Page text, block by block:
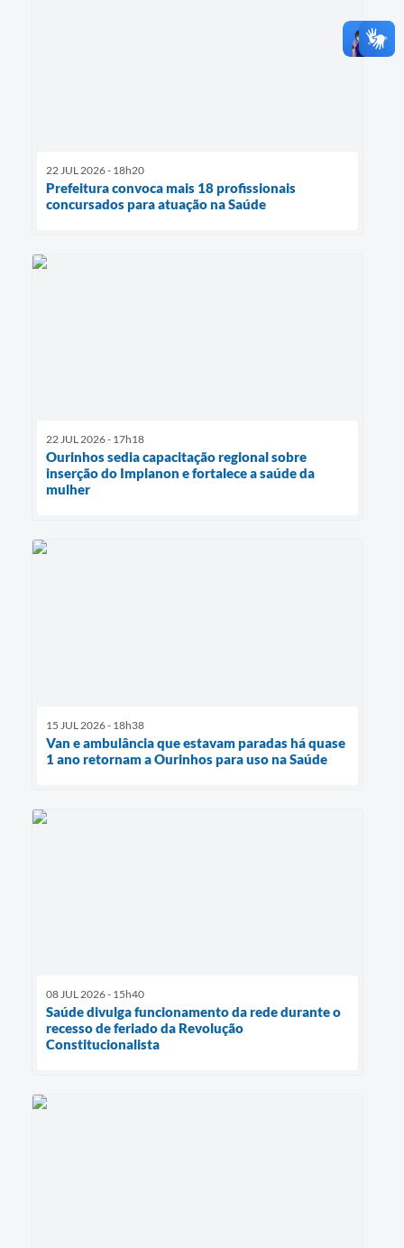
22 JUL 2026 - 18h20
Prefeitura convoca mais 18 profissionais
concursados para atuação na Saúde
22 JUL 2026 - 17h18
Ourinhos sedia capacitação regional sobre
inserção do Implanon e fortalece a saúde da
mulher
15 JUL 2026 - 18h38
Van e ambulância que estavam paradas há quase
1 ano retornam a Ourinhos para uso na Saúde
08 JUL 2026 - 15h40
Saúde divulga funcionamento da rede durante o
recesso de feriado da Revolução
Constitucionalista